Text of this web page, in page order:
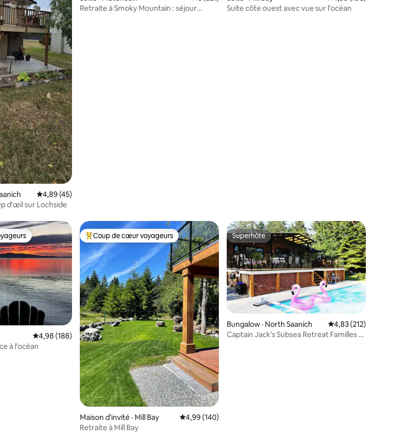
Note moyenne de 4,89 sur 5, 45 commentaires
4,89 (45)
d'œil sur Lochside
Retraite à Smoky Mountain : séjour
Suite côte ouest avec vue sur l'océan
parmi les plus aimés
Note moyenne de 4,98 sur 5, 188 commentaires
4,98 (188)
à l'océan
Coup de cœur voyageurs parmi les plus aimés
Coup de cœur voyageurs
Maison d'invité · Mill Bay Note moyenne de 4,99 sur 5, 140 commentaires
4,99 (140)
Retraite à Mill Bay
Superhôte
Superhôte
Bungalow · North Saanich Note moyenne de
4,83 (212)
Captain Jack's Subsea Retreat Familles et